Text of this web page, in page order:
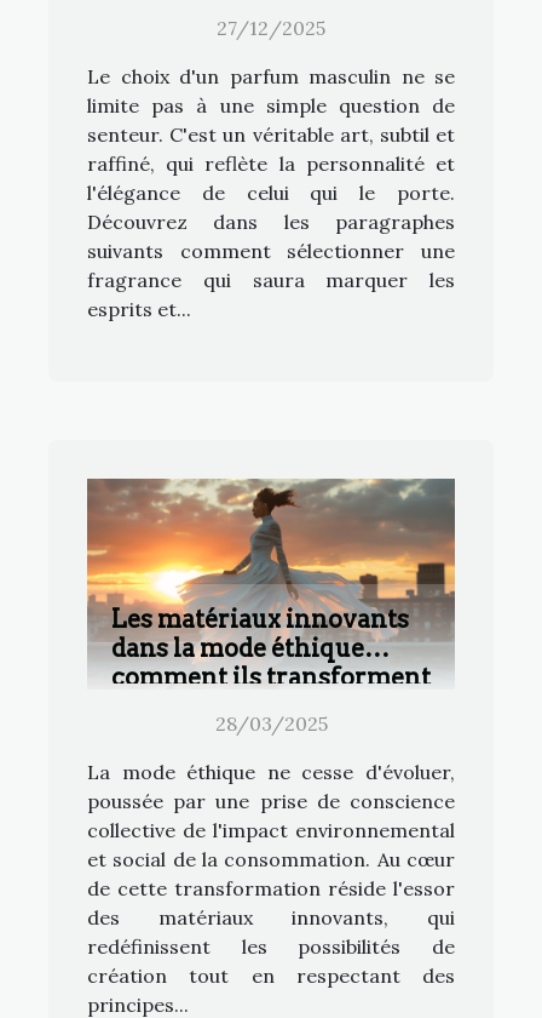
27/12/2025
Le choix d'un parfum masculin ne se
limite pas à une simple question de
senteur. C'est un véritable art, subtil et
raffiné, qui reflète la personnalité et
l'élégance de celui qui le porte.
Découvrez dans les paragraphes
suivants comment sélectionner une
fragrance qui saura marquer les
esprits et...
Les matériaux innovants
dans la mode éthique
comment ils transforment
28/03/2025
La mode éthique ne cesse d'évoluer,
poussée par une prise de conscience
collective de l'impact environnemental
et social de la consommation. Au cœur
de cette transformation réside l'essor
des matériaux innovants, qui
redéfinissent les possibilités de
création tout en respectant des
principes...